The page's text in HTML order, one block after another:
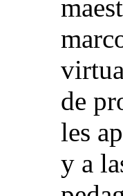
de
les
y a